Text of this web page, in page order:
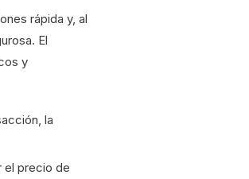
rápida y, al
El
y
la
el precio de